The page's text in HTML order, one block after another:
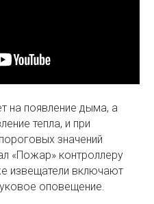
на появление дыма, а
тепла, и при
значений
«Пожар» контроллеру
извещатели включают
оповещение.